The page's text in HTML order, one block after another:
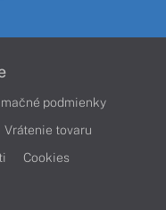
podmienky
Vrátenie tovaru
Cookies